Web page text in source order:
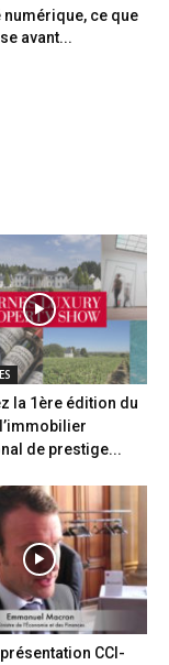
ce que
avant...
la 1ère édition du
de prestige...
CCI-